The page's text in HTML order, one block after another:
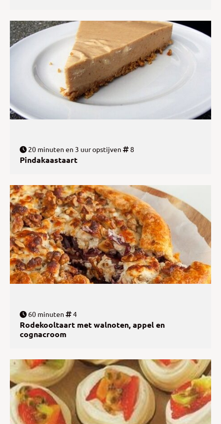
20 minuten en 3 uur opstijven 8
Pindakaastaart
60 minuten 4
Rodekooltaart met walnoten, appel en
cognacroom